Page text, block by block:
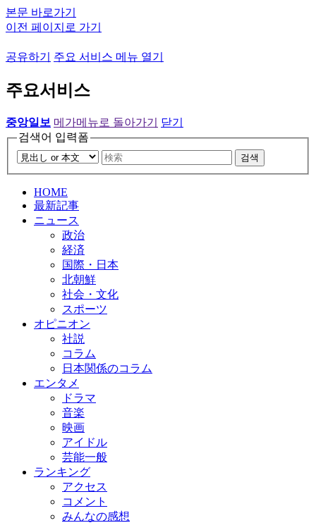
본문 바로가기
이전 페이지로 가기
공유하기 주요 서비스 메뉴 열기
주요서비스
중앙일보 메가메뉴로 돌아가기
닫기
검색어 입력폼
검색
HOME
最新記事
ニュース
政治
経済
国際・日本
北朝鮮
社会・文化
スポーツ
オピニオン
社説
コラム
日本関係のコラム
エンタメ
ドラマ
音楽
映画
アイドル
芸能一般
ランキング
アクセス
コメント
みんなの感想